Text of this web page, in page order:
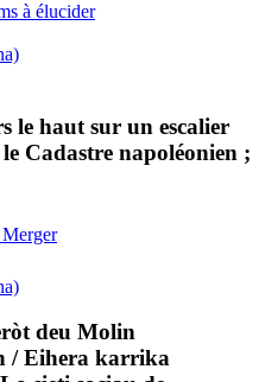
à élucider
le haut sur un escalier
Cadastre napoléonien ;
deu Molin
/ Eihera karrika